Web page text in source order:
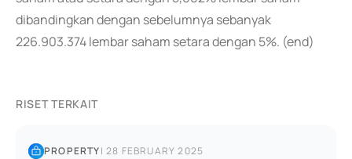
dibandingkan dengan sebelumnya sebanyak
226.903.374 lembar saham setara dengan 5%. (end)
RISET TERKAIT
PROPERTY|28 FEBRUARY 2025